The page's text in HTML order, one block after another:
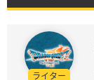
ライター